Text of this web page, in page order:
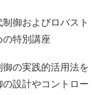
御およびロバスト
特別講座
御の実践的活用法を
設計やコントロー